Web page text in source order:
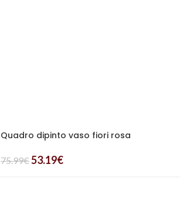
Quadro dipinto vaso fiori rosa
75.99€53.19€